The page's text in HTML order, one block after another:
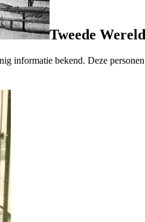
Tweede
informatie bekend. Deze